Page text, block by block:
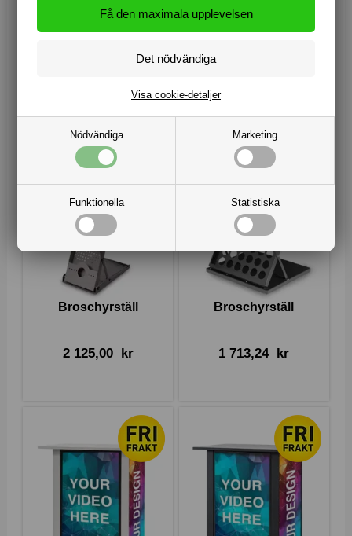
Nödvändiga Marketing
Funktionella Statistiska
Visa cookie-detaljer
2 801,47kr 3 654,41kr
Broschyrställ
2 125,00kr
Broschyrställ
1 713,24kr